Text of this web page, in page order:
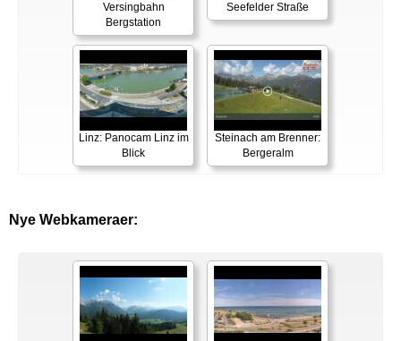
Versingbahn
Bergstation
Seefelder Straße
Linz: Panocam Linz im
Blick
Steinach am Brenner:
Bergeralm
Nye Webkameraer: